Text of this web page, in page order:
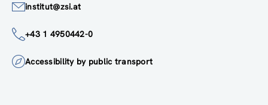
institut@zsi.at
+43 1 4950442-0
Accessibility by public transport